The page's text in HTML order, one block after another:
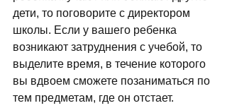
дети, то поговорите с директором
школы. Если у вашего ребенка
возникают затруднения с учебой, то
выделите время, в течение которого
вы вдвоем сможете позаниматься по
тем предметам, где он отстает.